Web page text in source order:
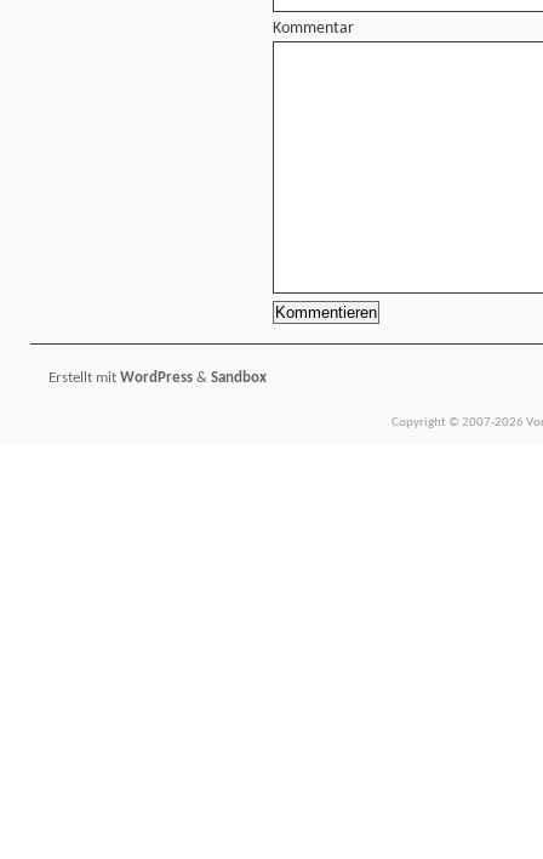
Kommentar
Erstellt mit WordPress & Sandbox
Copyright © 2007-2026